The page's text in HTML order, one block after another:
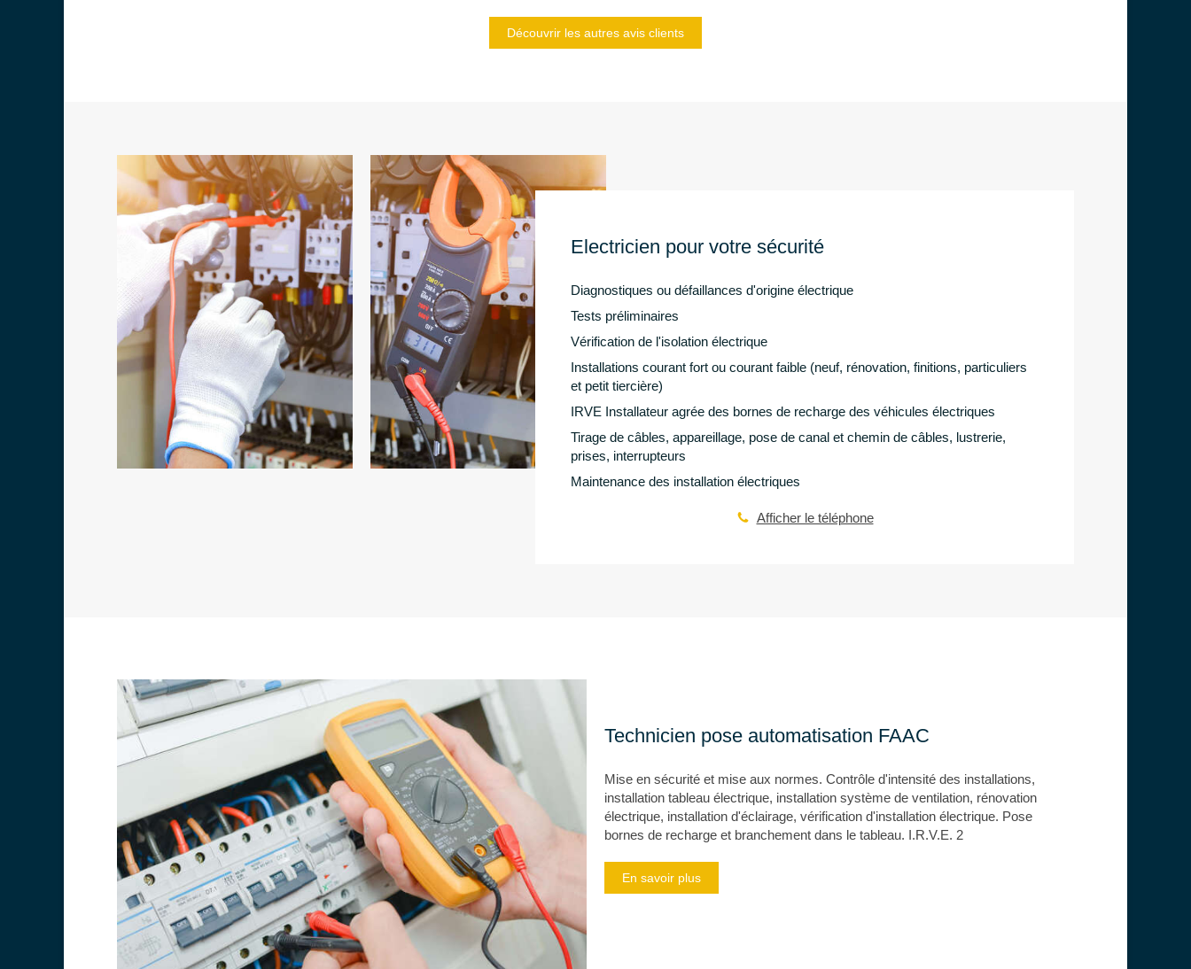
Découvrir les autres avis clients
Electricien pour votre sécurité
Diagnostiques ou défaillances d'origine électrique
Tests préliminaires
Vérification de l'isolation électrique
Installations courant fort ou courant faible (neuf, rénovation, finitions, particuliers
et petit tiercière)
IRVE Installateur agrée des bornes de recharge des véhicules électriques
Tirage de câbles, appareillage, pose de canal et chemin de câbles, lustrerie,
prises, interrupteurs
Maintenance des installation électriques
Afficher le téléphone
Technicien pose automatisation FAAC
Mise en sécurité et mise aux normes. Contrôle d'intensité des installations,
installation tableau électrique, installation système de ventilation, rénovation
électrique, installation d'éclairage, vérification d'installation électrique. Pose
bornes de recharge et branchement dans le tableau. I.R.V.E. 2
En savoir plus